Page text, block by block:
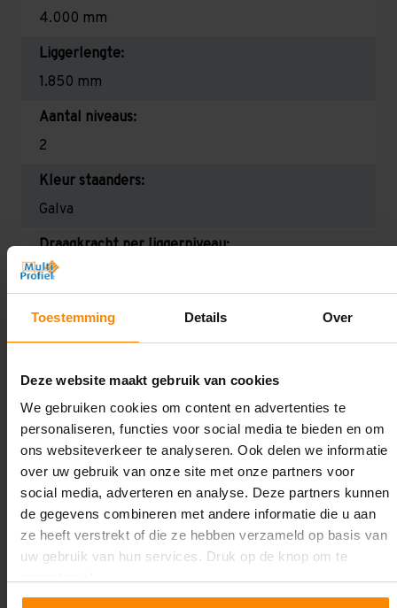
Toestemming Details Over
Deze website maakt gebruik van cookies
We gebruiken cookies om content en advertenties te
personaliseren, functies voor social media te bieden en om
ons websiteverkeer te analyseren. Ook delen we informatie
over uw gebruik van onze site met onze partners voor
social media, adverteren en analyse. Deze partners kunnen
de gegevens combineren met andere informatie die u aan
ze heeft verstrekt of die ze hebben verzameld op basis van
uw gebruik van hun services. Druk op de knop om te
4.000 mm
Liggerlengte:
1.850 mm
Aantal niveaus:
2
Kleur staanders:
Galva
Draagkracht per liggerniveau:
2.650 kg (1.325 kg per pallet)
Maximale jukbelasting:
Oplossing op maat nodig?
Wij kunnen je helpen!
draagkrachten? Speciale uitvoeringen? Onze